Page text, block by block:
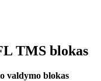
TMS blokas
valdymo blokas